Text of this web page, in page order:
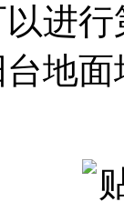
进
地